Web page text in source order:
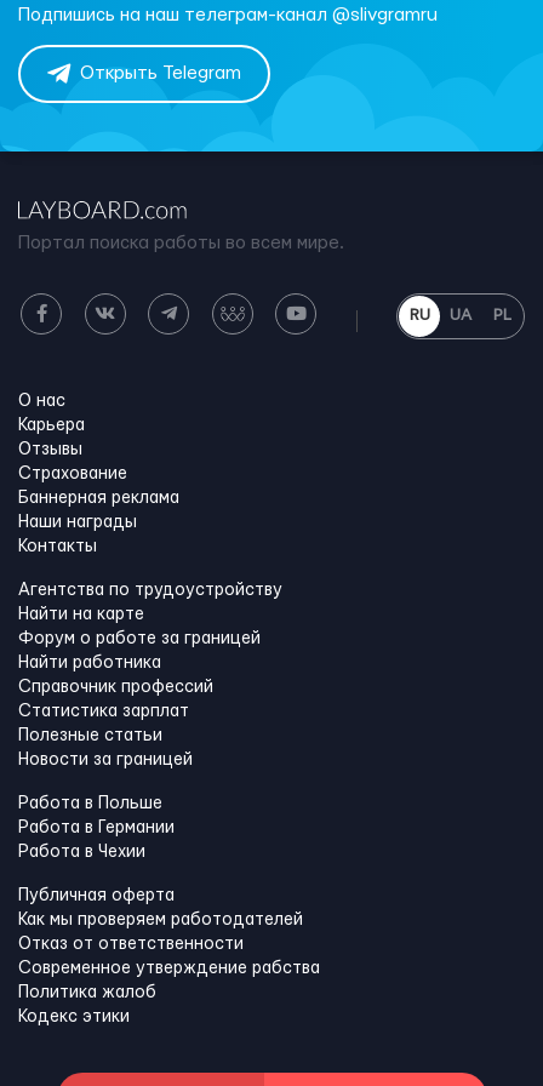
Подпишись на наш телеграм-канал @slivgramru
Открыть Telegram
Портал поиска работы во всем мире.
RU UA PL
О нас
Карьера
Отзывы
Страхование
Баннерная реклама
Наши награды
Контакты
Агентства по трудоустройству
Найти на карте
Форум о работе за границей
Найти работника
Справочник профессий
Статистика зарплат
Полезные статьи
Новости за границей
Работа в Польше
Работа в Германии
Работа в Чехии
Публичная оферта
Как мы проверяем работодателей
Отказ от ответственности
Современное утверждение рабства
Политика жалоб
Кодекс этики